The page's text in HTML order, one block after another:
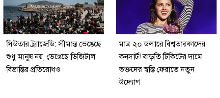
সিউতার ট্র্যাজেডি: সীমান্ত ভেঙেছে
শুধু মানুষ নয়, ভেঙেছে ডিজিটাল
বিভ্রান্তির প্রতিরোধও
মাত্র ২০ ডলারে বিশ্বতারকাদের
কনসার্ট! বাড়তি টিকিটের দামে
ভক্তদের স্বস্তি ফেরাতে নতুন
উদ্যোগ